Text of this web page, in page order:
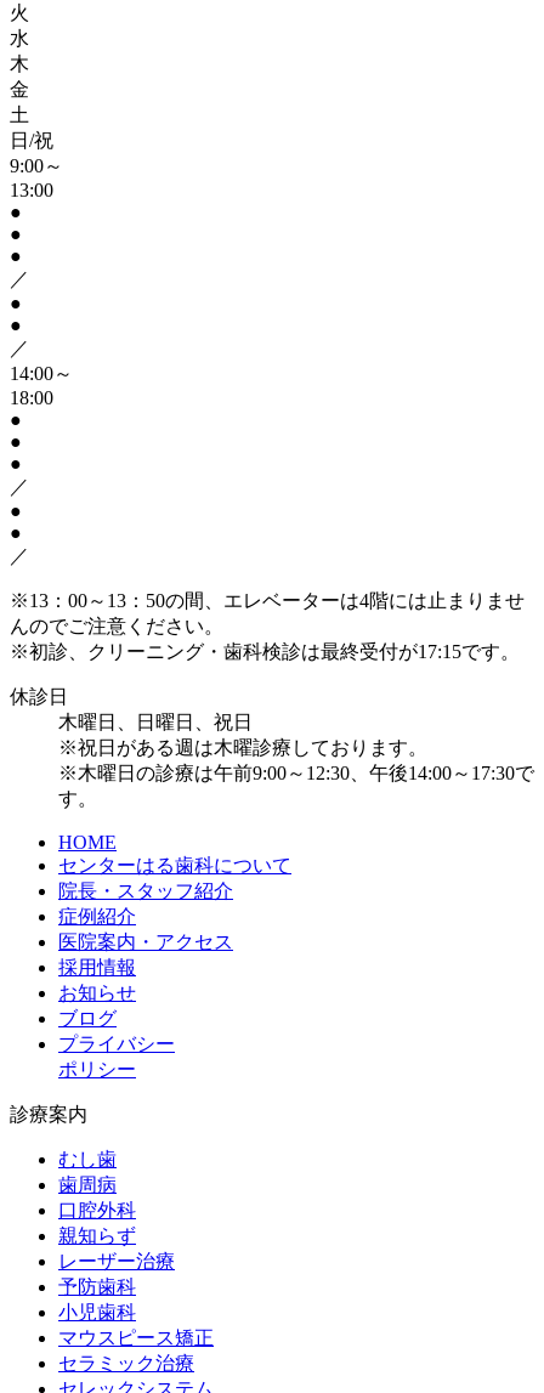
火
水
木
金
土
日/祝
9:00～
13:00
●
●
●
／
●
●
／
14:00～
18:00
●
●
●
／
●
●
／
※13：00～13：50の間、エレベーターは4階には止まりませ
んのでご注意ください。
※初診、クリーニング・歯科検診は最終受付が17:15です。
休診日
木曜日、日曜日、祝日
※祝日がある週は木曜診療しております。
※木曜日の診療は午前9:00～12:30、午後14:00～17:30で
す。
HOME
センターはる歯科について
院長・スタッフ紹介
症例紹介
医院案内・アクセス
採用情報
お知らせ
ブログ
プライバシー
ポリシー
診療案内
むし歯
歯周病
口腔外科
親知らず
レーザー治療
予防歯科
小児歯科
マウスピース矯正
セラミック治療
セレックシステム